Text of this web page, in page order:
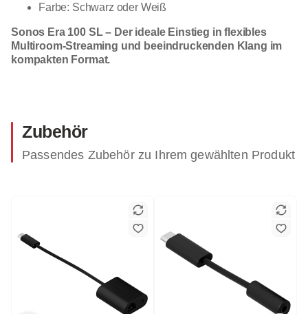
Farbe: Schwarz oder Weiß
Sonos Era 100 SL – Der ideale Einstieg in flexibles
Multiroom-Streaming und beeindruckenden Klang im
kompakten Format.
Zubehör
Passendes Zubehör zu Ihrem gewählten Produkt